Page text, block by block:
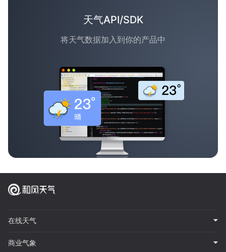
天气API/SDK
将天气数据加入到你的产品中
在线天气
商业气象